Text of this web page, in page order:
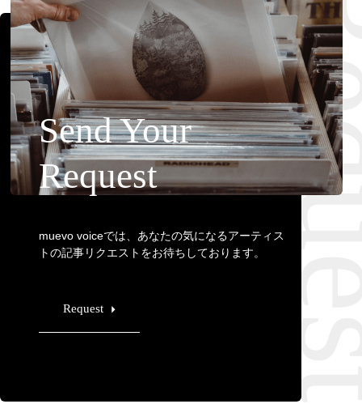
Send Your
Request
muevo voiceでは、あなたの気になるアーティス
トの記事リクエストをお待ちしております。
Request